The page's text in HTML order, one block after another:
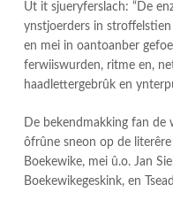
Ut it sjueryferslach: “De
ynstjoerders in
en mei in oantoanber
ferwiiswurden, ritme en,
haadlettergebrûk en
De bekendmakking fan
ôfrûne sneon op de
Boekewike, mei û.o. Jan
Boekewikegeskink, en